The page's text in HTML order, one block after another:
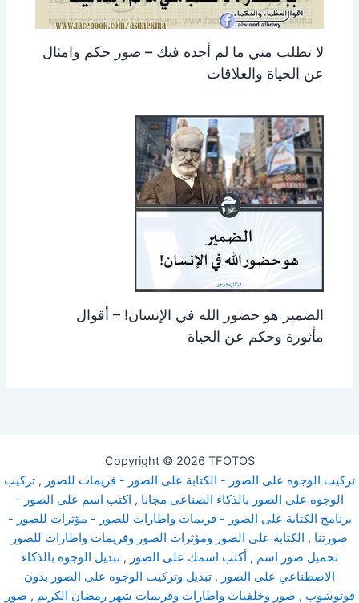
لا تطلب مني ما لم أجده فيك – صور حكم وامثال
عن الحياة والعلاقات
الضمير هو حضور الله في الإنسان! – أقوال
مأثورة وحكم عن الحياة
Copyright © 2026 TFOTOS
تركيب الوجوه على الصور - الكتابة على الصور - فريمات للصور , تركيب
الوجوه على الصور بالذكاء الصناعى مجانا , اكتب اسم على الصور -
برنامج الكتابة على الصور - فريمات واطارات للصور - مؤثرات للصور -
صورتنا , الكتابة على الصور ومؤثرات الصور وفريمات واطارات للصور
تحميل صور اسم , أكتب اسمك على الصور ,تبديل الوجوه بالذكاء
الاصطناعي على الصور , تبديل وتركيب الوجوه على الصور بدون
فوتوشوب , صور وخلفيات واطارات وفريمات شهر رمضان الكريم , صور